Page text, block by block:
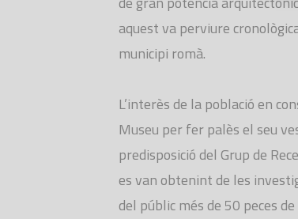
aquest va perviure
municipi romà.
L’interès de la població en
Museu per fer palès el seu
predisposició del Grup de
es van obtenint de les
del públic més de 50 peces